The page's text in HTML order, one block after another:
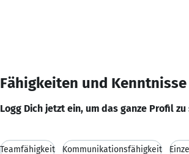
Fähigkeiten und Kenntnisse
Logg Dich jetzt ein, um das ganze Profil zu
Teamfähigkeit Kommunikationsfähigkeit